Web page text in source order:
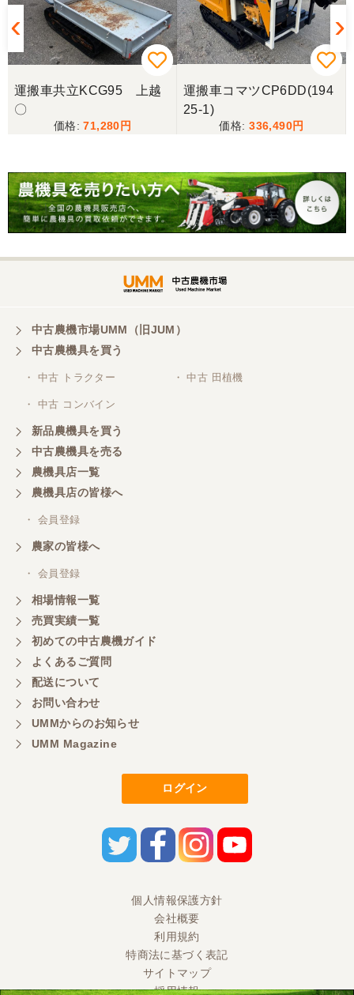
運搬車共立KCG95 上越
〇
71,280
運搬車コマツCP6DD(194
25-1)
336,490
中古農機市場UMM（旧JUM）
中古農機具を買う
・ 中古 トラクター ・ 中古 田植機
・ 中古 コンバイン
新品農機具を買う
中古農機具を売る
農機具店一覧
農機具店の皆様へ
・ 会員登録
農家の皆様へ
・ 会員登録
相場情報一覧
売買実績一覧
初めての中古農機ガイド
よくあるご質問
配送について
お問い合わせ
UMMからのお知らせ
UMM Magazine
ログイン
個人情報保護方針
会社概要
利用規約
特商法に基づく表記
サイトマップ
採用情報